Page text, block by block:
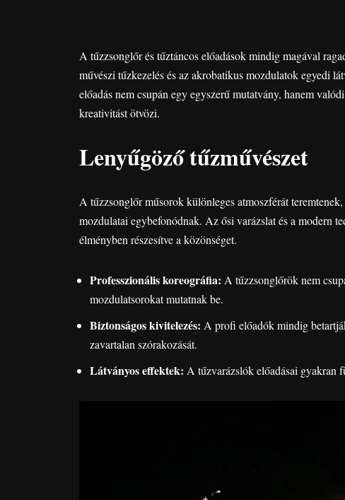
A tűzzsonglőr és tűztáncos előadások mindig magával
művészi tűzkezelés és az akrobatikus mozdulatok egyedi
előadás nem csupán egy egyszerű mutatvány, hanem
kreativitást ötvözi.
Lenyűgöző tűzművészet
A tűzzsonglőr műsorok különleges atmoszférát
mozdulatai egybefonódnak. Az ősi varázslat és a modern
élményben részesítve a közönséget.
Professzionális koreográfia: A tűzzsonglőrök nem
mozdulatsorokat mutatnak be.
Biztonságos kivitelezés: A profi előadók mindig
zavartalan szórakozását.
Látványos effektek: A tűzvarázslók előadásai gyakran